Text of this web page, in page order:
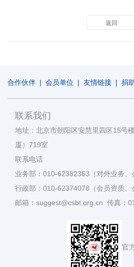
返回
合作伙伴 | 会员单位 | 友情链接 | 捐
联系我们
地址：北京市朝阳区安慧里四区15号
厦）719室
联系电话
业务部：010-62382363（对外业务、
行政部：010-62374078（会员资质、
邮箱：suggest@csbt.org.cn 传真：
官